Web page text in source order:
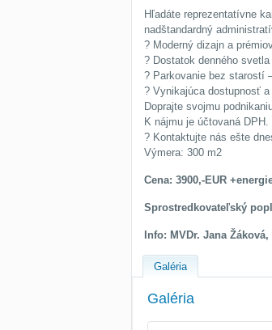
Hľadáte reprezentatívne
nadštandardný
? Moderný dizajn a
? Dostatok denného
? Parkovanie bez starostí
? Vynikajúca dostupnosť
Doprajte svojmu
K nájmu je účtovaná DPH.
? Kontaktujte nás ešte
Výmera: 300 m2
Cena: 3900,-EUR
Sprostredkovateľský
Info: MVDr. Jana
Galéria
Galéria